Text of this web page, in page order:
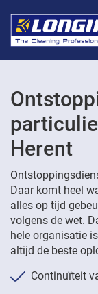
Herent
Daar komt heel
alles op tijd
volgens de wet.
hele organisatie
altijd de beste
Continuïteit